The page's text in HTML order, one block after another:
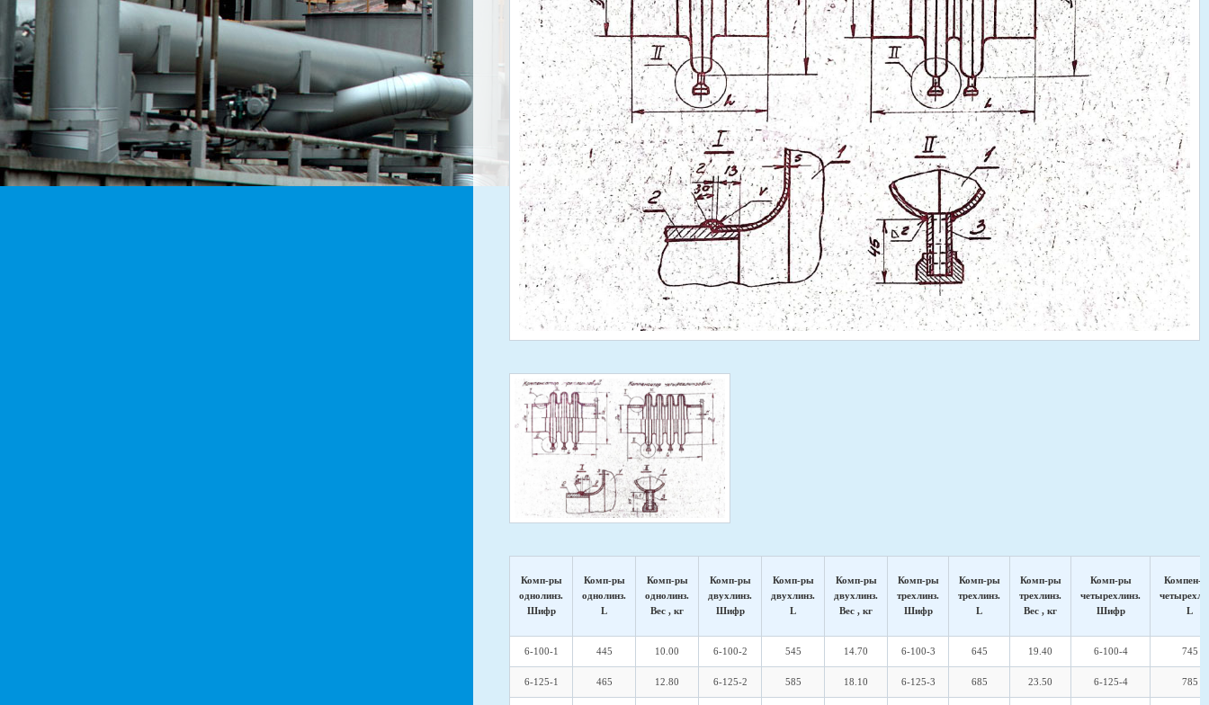
Комп-ры
однолинз.
Шифр
Комп-ры
однолинз.
L
Комп-ры
однолинз.
Вес , кг
Комп-ры
двухлинз.
Шифр
Комп-ры
двухлинз.
L
Комп-ры
двухлинз.
Вес , кг
Комп-ры
трехлинз.
Шифр
Комп-ры
трехлинз.
L
Комп-ры
трехлинз.
Вес , кг
Комп-ры
четырехлинз.
Шифр
Компен-
L
6-100-1 445 10.00 6-100-2 545 14.70 6-100-3 645 19.40 6-100-4 745
6-125-1 465 12.80 6-125-2 585 18.10 6-125-3 685 23.50 6-125-4 785